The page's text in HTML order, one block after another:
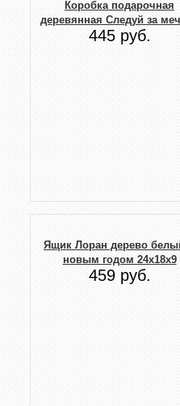
Коробка подарочная
деревянная Следуй за
445 руб.
Ящик Лоран дерево
новым годом 24х18х9
459 руб.